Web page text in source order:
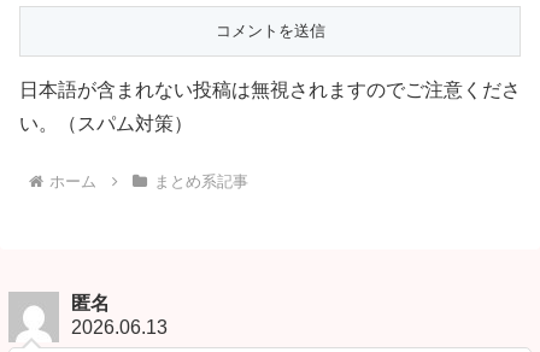
日本語が含まれない投稿は無視されますのでご注意くださ
い。（スパム対策）
ホーム まとめ系記事
匿名
2026.06.13